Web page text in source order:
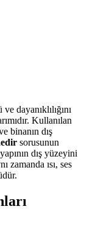
dayanıklılığını
Kullanılan
binanın dış
sorusunun
dış yüzeyini
zamanda ısı, ses